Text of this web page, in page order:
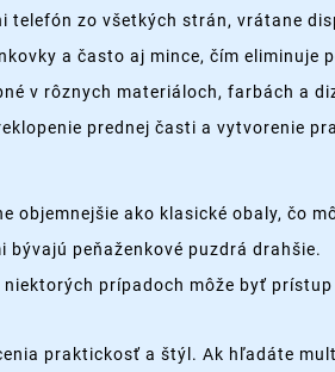
telefón zo všetkých strán, vrátane
a často aj mince, čím eliminuje
v rôznych materiáloch, farbách a
prednej časti a vytvorenie
objemnejšie ako klasické obaly, čo
bývajú peňaženkové puzdrá drahšie.
prípadoch môže byť
praktickosť a štýl. Ak hľadáte